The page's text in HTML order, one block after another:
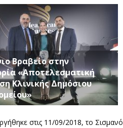
Βραβείο στην
«Αποτελεσματική
Κλινικής Δημόσιου
στις 11/09/2018, το